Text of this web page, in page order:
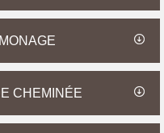
CHEMINÉE